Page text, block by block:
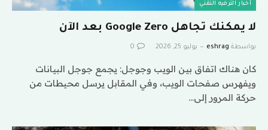
أخبار الترفيه التقني
لا يمكنك تجاهل Google Zero بعد الآن
بواسطة eshrag يوليو 25, 2026 0
كان هناك اتفاق بين الويب وجوجل: يجمع جوجل البيانات
ويفهرس صفحات الويب، وفي المقابل يرسل محيطات من
حركة المرور إلى…